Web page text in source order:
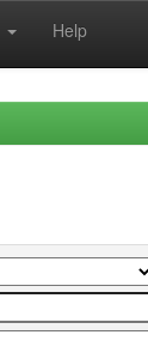
Help